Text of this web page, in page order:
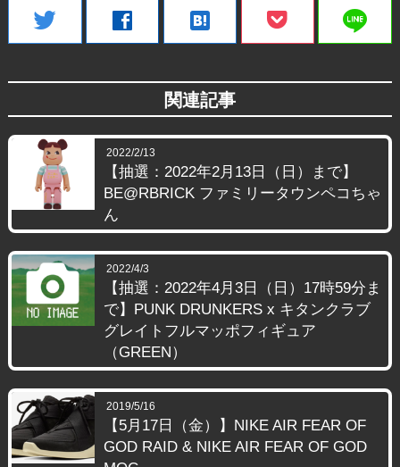
twitter facebook hatenabookmark line
関連記事
2022/2/13
【抽選：2022年2月13日（日）まで】
BE@RBRICK ファミリータウンペコちゃ
ん
2022/4/3
【抽選：2022年4月3日（日）17時59分ま
で】PUNK DRUNKERS x キタンクラブ
グレイトフルマッポフィギュア
（GREEN）
2019/5/16
【5月17日（金）】NIKE AIR FEAR OF
GOD RAID & NIKE AIR FEAR OF GOD